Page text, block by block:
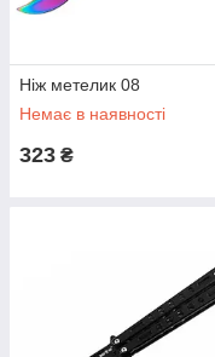
Ніж метелик 08
Немає в наявності
323 ₴